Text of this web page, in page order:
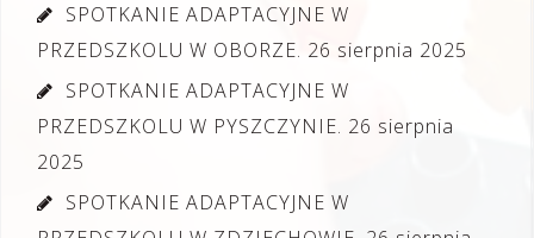
SPOTKANIE ADAPTACYJNE W
PRZEDSZKOLU W OBORZE. 26 sierpnia 2025
SPOTKANIE ADAPTACYJNE W
PRZEDSZKOLU W PYSZCZYNIE. 26 sierpnia
2025
SPOTKANIE ADAPTACYJNE W